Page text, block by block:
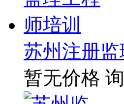
苏州注册
暂无价格